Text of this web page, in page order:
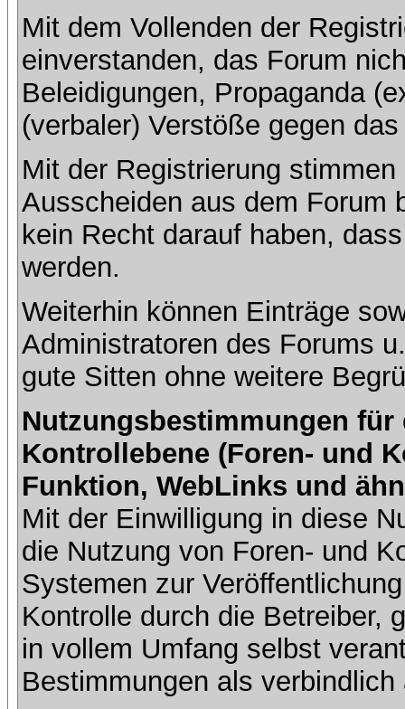
Mit dem Vollenden der
einverstanden, das Forum
Beleidigungen, Propaganda
(verbaler) Verstöße gegen
Mit der Registrierung
Ausscheiden aus dem Forum
kein Recht darauf haben,
werden.
Weiterhin können Einträge
Administratoren des Forums
gute Sitten ohne weitere
Nutzungsbestimmungen
Kontrollebene (Foren- und
Funktion, WebLinks und
Mit der Einwilligung in diese
die Nutzung von Foren- und
Systemen zur
Kontrolle durch die Betreiber,
in vollem Umfang selbst
Bestimmungen als verbindlich